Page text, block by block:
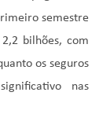
semestre
bilhões, com
os seguros
nas